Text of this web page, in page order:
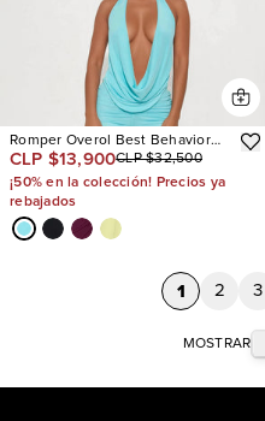
Romper Overol Best Behavior
Mesh Halter
CLP $13,900CLP $32,500
¡50% en la colección! Precios ya
rebajados
1 2 3
MOSTRAR